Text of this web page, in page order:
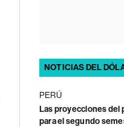
NOTICIAS DEL
PERÚ
Las proyecciones del
para el segundo